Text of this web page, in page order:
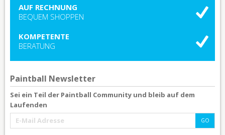
AUF RECHNUNG
BEQUEM SHOPPEN
KOMPETENTE
BERATUNG
Paintball Newsletter
Sei ein Teil der Paintball Community und bleib auf dem
Laufenden